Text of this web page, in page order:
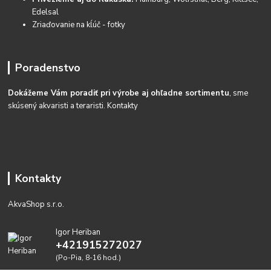
Edelsal
Zriaďovanie na kĺúč - fotky
Poradenstvo
Dokážeme Vám poradiť pri výrobe aj ohľadne sortimentu, sme
skúsený akvaristi a teraristi.Kontakty
Kontakty
AkvaShop s.r.o.
Igor Heriban
+421915272027
(Po-Pia, 8-16 hod.)